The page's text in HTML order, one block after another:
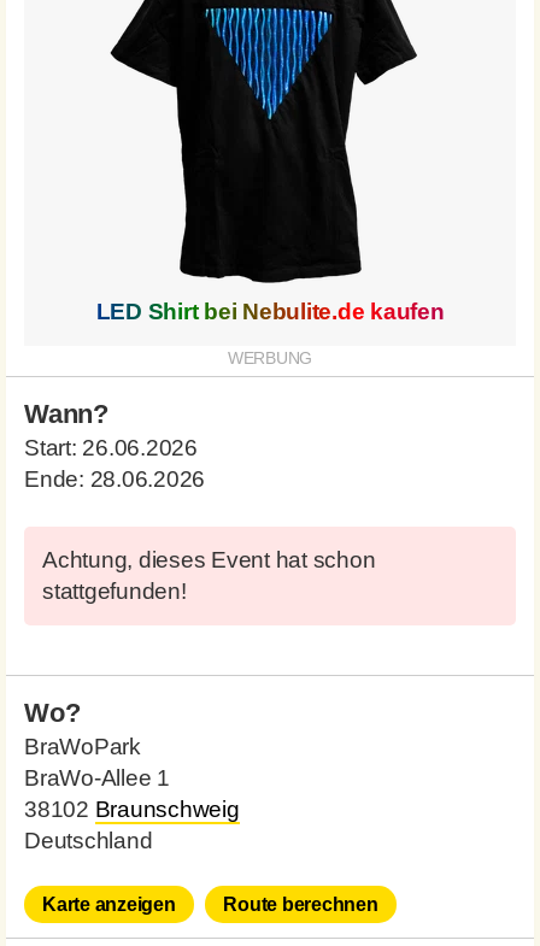
LED Shirt bei Nebulite.de kaufen
Wann?
Start: 26.06.2026
Ende: 28.06.2026
Achtung, dieses Event hat schon
stattgefunden!
Wo?
BraWoPark
BraWo-Allee 1
38102 Braunschweig
Deutschland
Karte anzeigen Route berechnen